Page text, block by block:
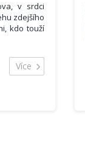
v srdci
zdejšího
kdo touží
vlastním
Více